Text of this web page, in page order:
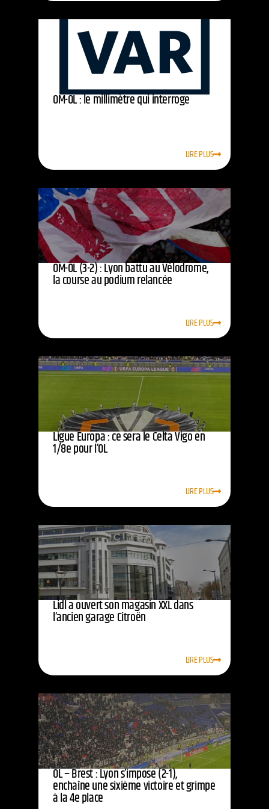
OM-OL : le millimètre qui interroge
LIRE PLUS
OM-OL (3-2) : Lyon battu au Vélodrome,
la course au podium relancée
LIRE PLUS
Ligue Europa : ce sera le Celta Vigo en
1/8e pour l’OL
LIRE PLUS
Lidl a ouvert son magasin XXL dans
l’ancien garage Citroën
LIRE PLUS
OL – Brest : Lyon s’impose (2-1),
enchaîne une sixième victoire et grimpe
à la 4e place